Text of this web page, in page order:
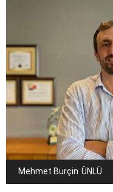
Mehmet Burçin ÜNLÜ